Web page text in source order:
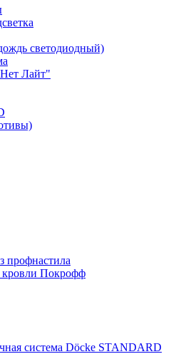
светодиодный)
Лайт"
профнастила
кровли Покрофф
система Döcke STANDARD